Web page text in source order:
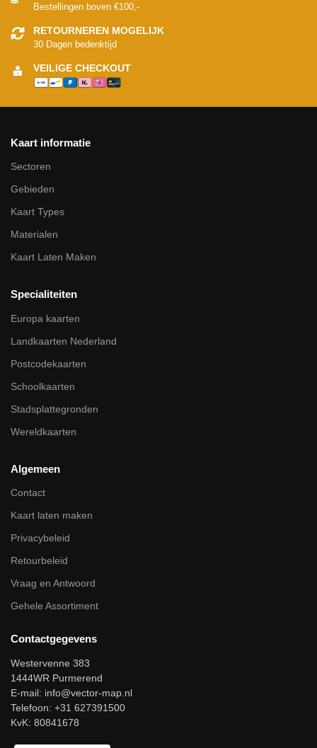
Bestellingen boven €100,-
RETOURNEREN MOGELIJK
30 Dagen bedenktijd
VEILIGE CHECKOUT
Kaart informatie
Sectoren
Gebieden
Kaart Types
Materialen
Kaart Laten Maken
Specialiteiten
Europa kaarten
Landkaarten Nederland
Postcodekaarten
Schoolkaarten
Stadsplattegronden
Wereldkaarten
Algemeen
Contact
Kaart laten maken
Privacybeleid
Retourbeleid
Vraag en Antwoord
Gehele Assortiment
Contactgegevens
Westervenne 383
1444WR Purmerend
E-mail: info@vector-map.nl
Telefoon: +31 627391500
KvK: 80841678